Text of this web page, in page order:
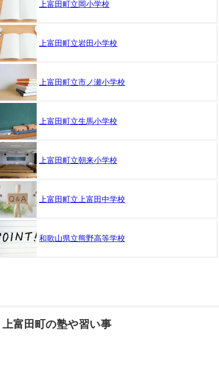
上富田町立岡小学校
上富田町立岩田小学校
上富田町立市ノ瀬小学校
上富田町立生馬小学校
上富田町立朝来小学校
上富田町立上富田中学校
和歌山県立熊野高等学校
上富田町の塾や習い事